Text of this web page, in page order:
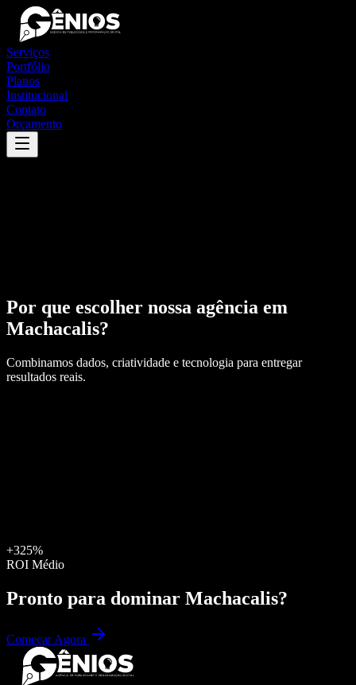
Serviços
Portfólio
Planos
Institucional
Contato
Orçamento
Por que escolher nossa agência em
Machacalis?
Combinamos dados, criatividade e tecnologia para entregar
resultados reais.
+325%
ROI Médio
Pronto para dominar Machacalis?
Começar Agora